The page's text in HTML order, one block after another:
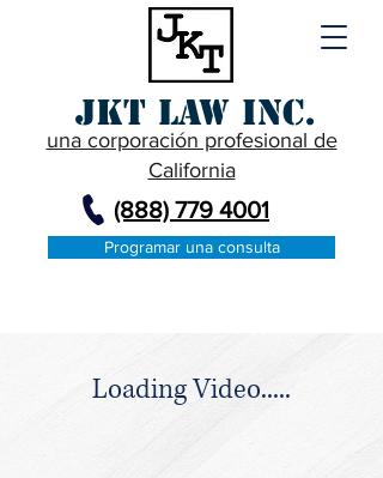
JKT Law Inc.
una corporación profesional de
California
(888) 779 4001
Programar una consulta
Loading Video.....